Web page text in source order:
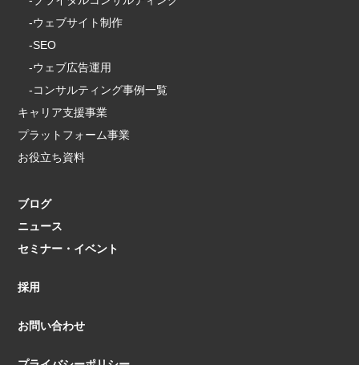
-ウェブサイト制作
-SEO
-ウェブ広告運用
-コンサルティング事例一覧
キャリア支援事業
プラットフォーム事業
お役立ち資料
ブログ
ニュース
セミナー・イベント
採用
お問い合わせ